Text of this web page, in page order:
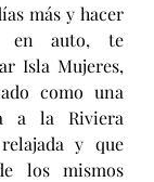
más y hacer
en auto, te
Isla Mujeres,
como una
a la Riviera
y que
los mismos